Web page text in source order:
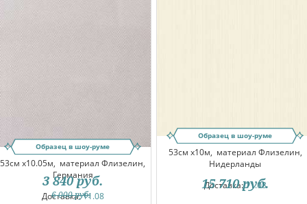
Образец в шоу-руме
53см x10.05м, материал Флизелин,
Германия
Доставка:11.08
6 000руб.
3 840 руб.
Образец в шоу-руме
53см x10м, материал Флизелин,
Нидерланды
Доставка:11.08
15 710 руб.